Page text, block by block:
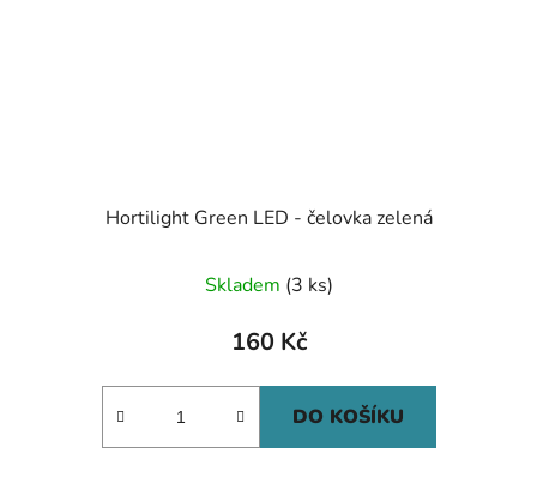
Hortilight Green LED - čelovka zelená
Skladem (3 ks)
160 Kč
DO KOŠÍKU